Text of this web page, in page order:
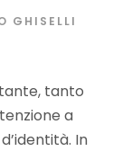
GHISELLI
tanto
a
In